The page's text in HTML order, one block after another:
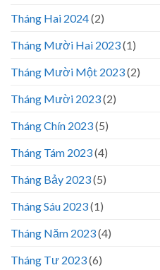
Tháng Hai 2024(2)
Tháng Mười Hai 2023(1)
Tháng Mười Một 2023(2)
Tháng Mười 2023(2)
Tháng Chín 2023(5)
Tháng Tám 2023(4)
Tháng Bảy 2023(5)
Tháng Sáu 2023(1)
Tháng Năm 2023(4)
Tháng Tư 2023(6)